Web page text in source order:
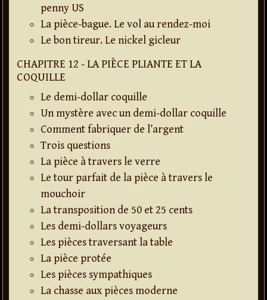
penny US
La pièce-bague. Le vol au rendez-moi
Le bon tireur. Le nickel gicleur
CHAPITRE 12 - LA PIÈCE PLIANTE ET LA
COQUILLE
Le demi-dollar coquille
Un mystère avec un demi-dollar coquille
Comment fabriquer de l’argent
Trois questions
La pièce à travers le verre
Le tour parfait de la pièce à travers le
mouchoir
La transposition de 50 et 25 cents
Les demi-dollars voyageurs
Les pièces traversant la table
La pièce protée
Les pièces sympathiques
La chasse aux pièces moderne